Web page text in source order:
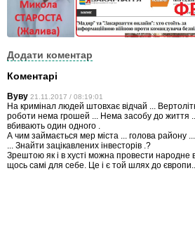
Додати коментар
Коментарі
Вуву 21.11.2017 / 08:19:01
На кримінал людей штовхає відчай ...
роботи нема грошей ... Нема засобу до життя
вбивають один одного .
А чим займається мер міста ... голова району
... Знайти зацікавлених інвесторів .?
Зрештою як і в хусті можна провести народне
щось самі для себе. Це і є той шлях до